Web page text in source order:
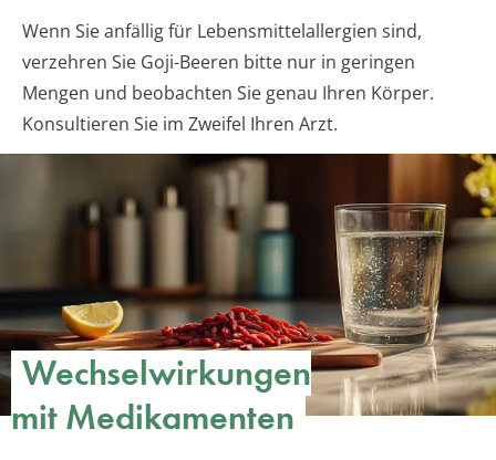
Wenn Sie anfällig für Lebensmittelallergien sind,
verzehren Sie Goji-Beeren bitte nur in geringen
Mengen und beobachten Sie genau Ihren Körper.
Konsultieren Sie im Zweifel Ihren Arzt.
Wechselwirkungen
mit Medikamenten